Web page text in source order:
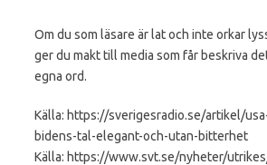
Om du som läsare är lat och inte orkar
ger du makt till media som får beskriva
egna ord.
Källa: https://sverigesradio.se/artikel/
bidens-tal-elegant-och-utan-bitterhet
Källa: https://www.svt.se/nyheter/